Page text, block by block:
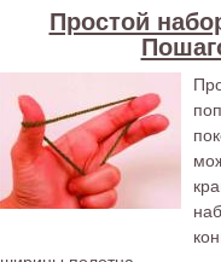
Простой